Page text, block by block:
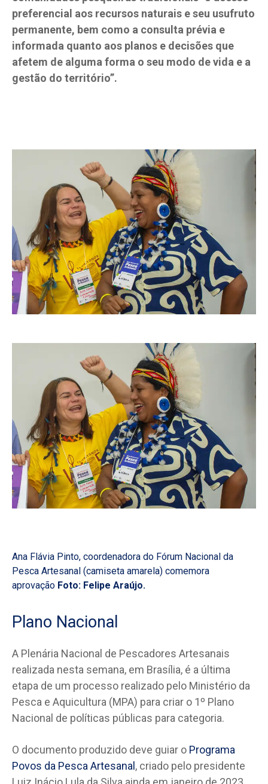
preferencial aos recursos naturais e seu usufruto
permanente, bem como a consulta prévia e
informada quanto aos planos e decisões que
afetem de alguma forma o seu modo de vida e a
gestão do território”.
Ana Flávia Pinto, coordenadora do Fórum Nacional da
Pesca Artesanal (camiseta amarela) comemora
aprovação Foto: Felipe Araújo.
Plano Nacional
A Plenária Nacional de Pescadores Artesanais
realizada nesta semana, em Brasília, é a última
etapa de um processo realizado pelo Ministério da
Pesca e Aquicultura (MPA) para criar o 1º Plano
Nacional de políticas públicas para categoria.
O documento produzido deve guiar o Programa
Povos da Pesca Artesanal , criado pelo presidente